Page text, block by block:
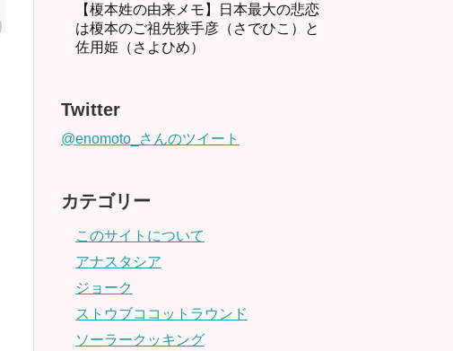
【榎本姓の由来メモ】日本最大の悲恋
は榎本のご祖先狭手彦（さでひこ）と
佐用姫（さよひめ）
Twitter
@enomoto_さんのツイート
カテゴリー
このサイトについて
アナスタシア
ジョーク
ストウブココットラウンド
ソーラークッキング